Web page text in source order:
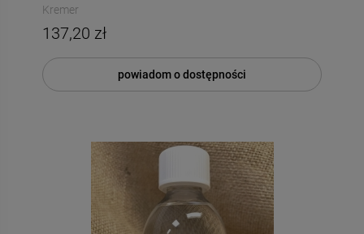
Kremer
137,20 zł
powiadom o dostępności